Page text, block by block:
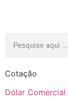
Cotação
Dólar Comercial